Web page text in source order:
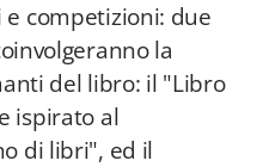
competizioni: due
la
del libro: il "Libro
ispirato al
di libri", ed il